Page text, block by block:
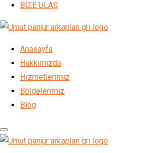
BİZE ULAŞ
Anasayfa
Hakkımızda
Hizmetlerimiz
Bölgelerimiz
Blog